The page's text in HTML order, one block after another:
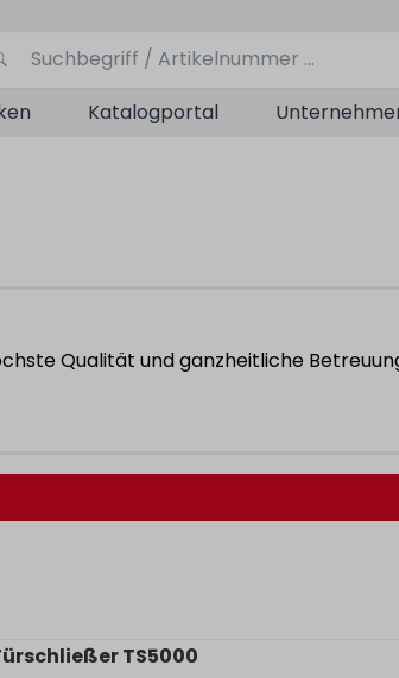
Katalogportal
Qualität und ganzheitliche
TS5000